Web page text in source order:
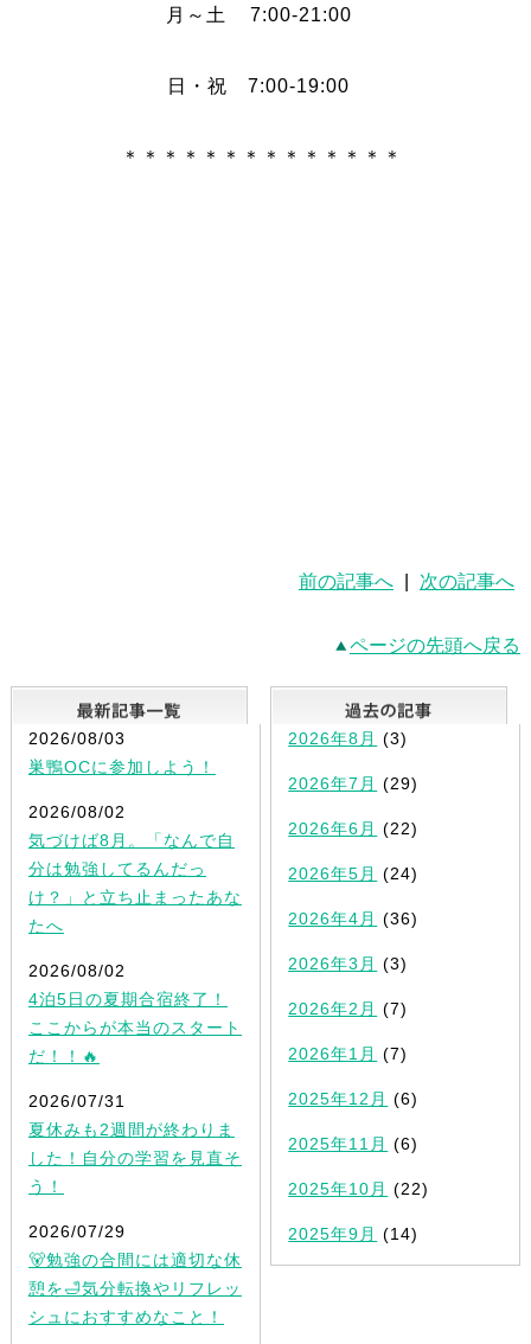
月～土 7:00-21:00
日・祝 7:00-19:00
＊＊＊＊＊＊＊＊＊＊＊＊＊＊
前の記事へ 次の記事へ
ページの先頭へ戻る
最新記事一覧
2026/08/03
巣鴨OCに参加しよう！
2026/08/02
気づけば8月。「なんで自
分は勉強してるんだっ
け？」と立ち止まったあな
たへ
2026/08/02
4泊5日の夏期合宿終了！
ここからが本当のスタート
だ！！🔥
2026/07/31
夏休みも2週間が終わりま
した！自分の学習を見直そ
う！
2026/07/29
🐻勉強の合間には適切な休
憩を🛁気分転換やリフレッ
シュにおすすめなこと！
2026年8月 (3)
2026年7月 (29)
2026年6月 (22)
2026年5月 (24)
2026年4月 (36)
2026年3月 (3)
2026年2月 (7)
2026年1月 (7)
2025年12月 (6)
2025年11月 (6)
2025年10月 (22)
2025年9月 (14)